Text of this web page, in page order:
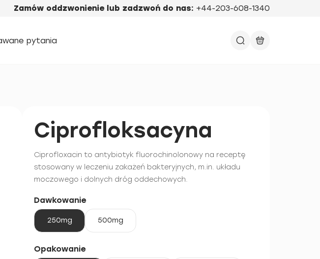
Zamów oddzwonienie lub zadzwoń do nas: +44-203-608-1340
pytania
Ciprofloksacyna
Ciprofloxacin to antybiotyk fluorochinolonowy na receptę
stosowany w leczeniu zakażeń bakteryjnych, m.in. układu
moczowego i dolnych dróg oddechowych.
Dawkowanie
250mg 500mg
Opakowanie